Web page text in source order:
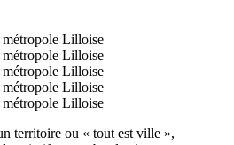
territoire ou « tout est ville »,